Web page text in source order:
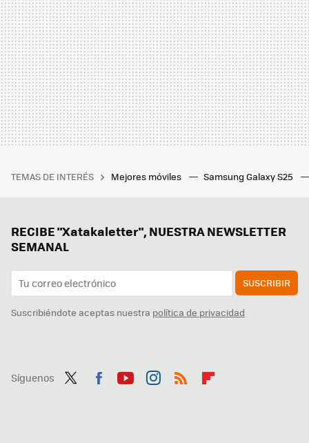
TEMAS DE INTERÉS Mejores móviles Samsung Galaxy S25
RECIBE "Xatakaletter", NUESTRA NEWSLETTER
SEMANAL
SUSCRIBIR
Suscribiéndote aceptas nuestra política de privacidad
Síguenos